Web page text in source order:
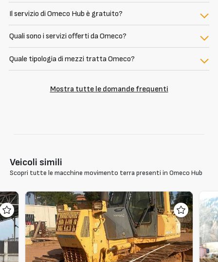
Il servizio di Omeco Hub è gratuito?
Quali sono i servizi offerti da Omeco?
Quale tipologia di mezzi tratta Omeco?
Mostra tutte le domande frequenti
Veicoli simili
Scopri tutte le macchine movimento terra presenti in Omeco Hub